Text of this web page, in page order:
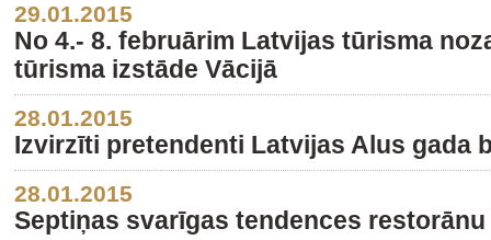
29.01.2015
No 4.- 8. februārim Latvijas tūrisma
tūrisma izstāde Vācijā
28.01.2015
Izvirzīti pretendenti Latvijas Alus gada
28.01.2015
Septiņas svarīgas tendences restorānu